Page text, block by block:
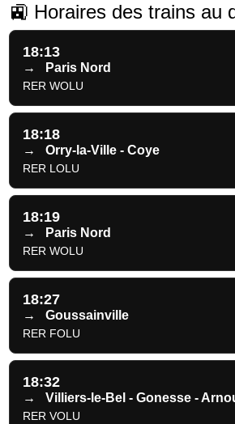
🚉 Horaires des trains au
18:13
→ Paris Nord
RER WOLU
18:18
→ Orry-la-Ville - Coye
RER LOLU
18:19
→ Paris Nord
RER WOLU
18:27
→ Goussainville
RER FOLU
18:32
→ Villiers-le-Bel - Gonesse -
RER VOLU